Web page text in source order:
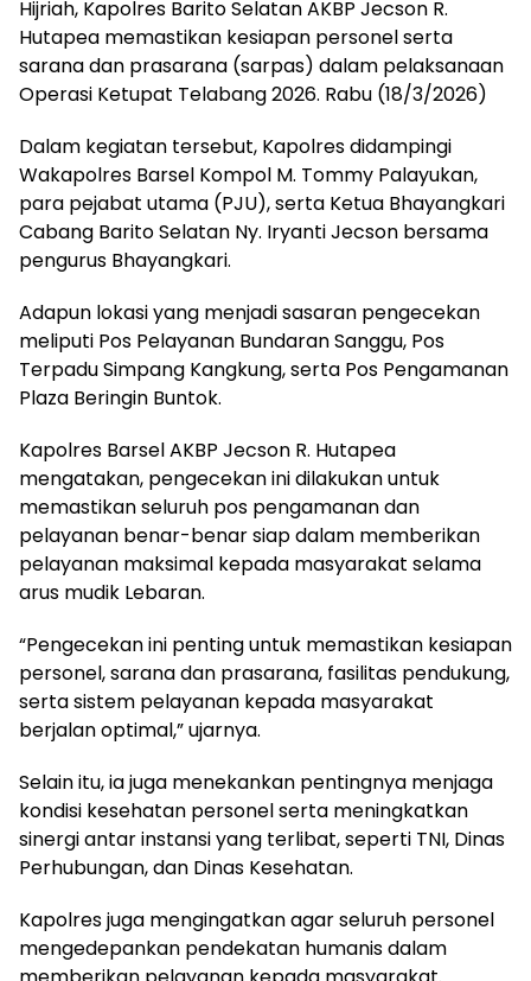
Hijriah, Kapolres Barito Selatan AKBP Jecson R.
Hutapea memastikan kesiapan personel serta
sarana dan prasarana (sarpas) dalam pelaksanaan
Operasi Ketupat Telabang 2026. Rabu (18/3/2026)
‎‎Dalam kegiatan tersebut, Kapolres didampingi
Wakapolres Barsel Kompol M. Tommy Palayukan,
para pejabat utama (PJU), serta Ketua Bhayangkari
Cabang Barito Selatan Ny. Iryanti Jecson bersama
pengurus Bhayangkari.
‎Adapun lokasi yang menjadi sasaran pengecekan
meliputi Pos Pelayanan Bundaran Sanggu, Pos
Terpadu Simpang Kangkung, serta Pos Pengamanan
Plaza Beringin Buntok.
‎Kapolres Barsel AKBP Jecson R. Hutapea
mengatakan, pengecekan ini dilakukan untuk
memastikan seluruh pos pengamanan dan
pelayanan benar-benar siap dalam memberikan
pelayanan maksimal kepada masyarakat selama
arus mudik Lebaran.
‎“Pengecekan ini penting untuk memastikan kesiapan
personel, sarana dan prasarana, fasilitas pendukung,
serta sistem pelayanan kepada masyarakat
berjalan optimal,” ujarnya.
‎Selain itu, ia juga menekankan pentingnya menjaga
kondisi kesehatan personel serta meningkatkan
sinergi antar instansi yang terlibat, seperti TNI, Dinas
Perhubungan, dan Dinas Kesehatan.
‎Kapolres juga mengingatkan agar seluruh personel
mengedepankan pendekatan humanis dalam